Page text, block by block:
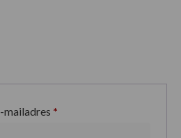
mailadres *